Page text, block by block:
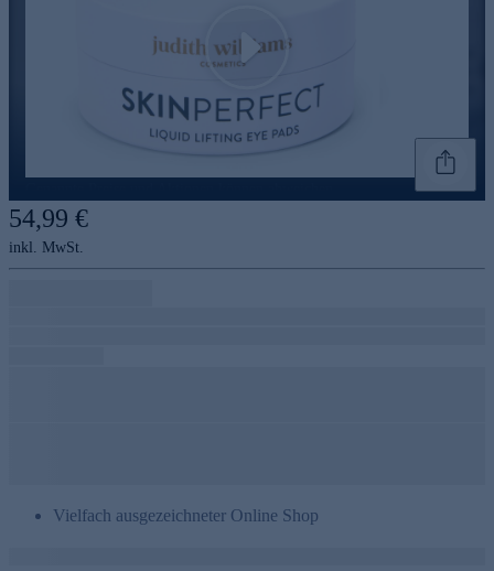
Play
54,99 €
inkl. MwSt.
Vielfach ausgezeichneter Online Shop